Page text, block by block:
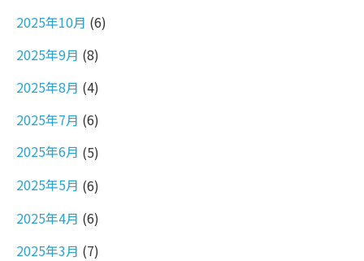
2025年10月 (6)
2025年9月 (8)
2025年8月 (4)
2025年7月 (6)
2025年6月 (5)
2025年5月 (6)
2025年4月 (6)
2025年3月 (7)